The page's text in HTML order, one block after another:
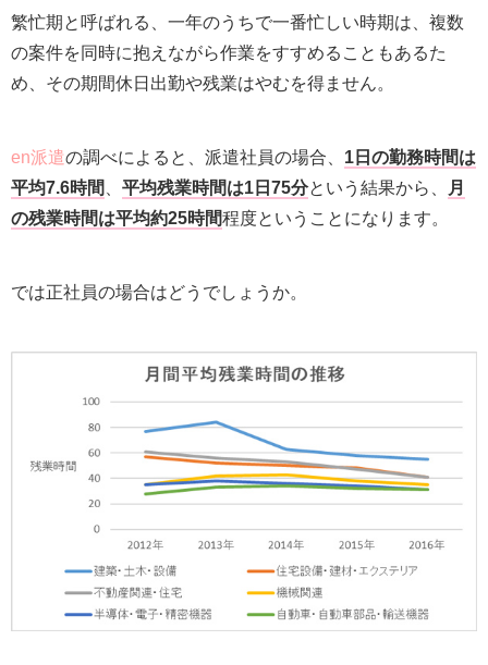
繁忙期と呼ばれる、一年のうちで一番忙しい時期は、複数
の案件を同時に抱えながら作業をすすめることもあるた
め、その期間休日出勤や残業はやむを得ません。
en派遣の調べによると、派遣社員の場合、 1日の勤務時間は
平均7.6時間
平均残業時間は1日75分という結果から、
月
の残業時間は平均約25時間程度ということになります。
では正社員の場合はどうでしょうか。